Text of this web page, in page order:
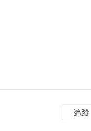
追蹤